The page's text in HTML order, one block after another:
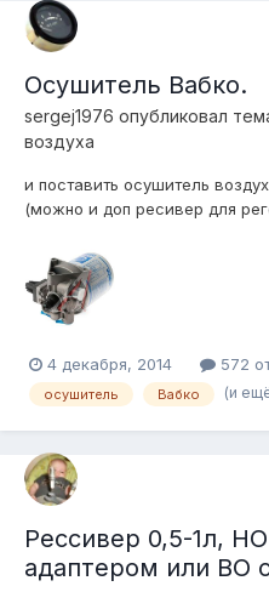
Осушитель Вабко.
sergej1976 опубликовал
воздуха
и поставить осушитель
(можно и доп ресивер для
4 декабря, 2014 572
осушитель Вабко (и
Рессивер 0,5-1л,
адаптером или ВО